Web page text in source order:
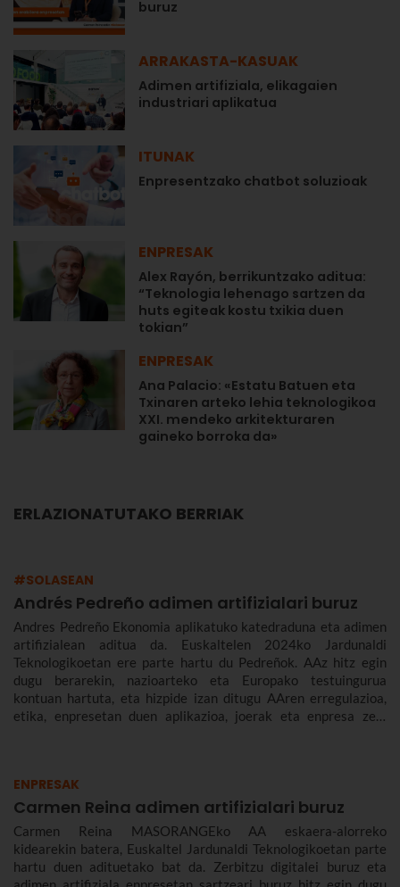
buruz
ARRAKASTA-KASUAK
Adimen artifiziala, elikagaien
industriari aplikatua
ITUNAK
Enpresentzako chatbot soluzioak
ENPRESAK
Alex Rayón, berrikuntzako aditua:
“Teknologia lehenago sartzen da
huts egiteak kostu txikia duen
tokian”
ENPRESAK
Ana Palacio: «Estatu Batuen eta
Txinaren arteko lehia teknologikoa
XXI. mendeko arkitekturaren
gaineko borroka da»
ERLAZIONATUTAKO BERRIAK
#SOLASEAN
Andrés Pedreño adimen artifizialari buruz
Andres Pedreño Ekonomia aplikatuko katedraduna eta adimen
artifizialean aditua da. Euskaltelen 2024ko Jardunaldi
Teknologikoetan ere parte hartu du Pedreñok. AAz hitz egin
dugu berarekin, nazioarteko eta Europako testuingurua
kontuan hartuta, eta hizpide izan ditugu AAren erregulazioa,
etika, enpresetan duen aplikazioa, joerak eta enpresa zein
ENPRESAK
Carmen Reina adimen artifizialari buruz
Carmen Reina MASORANGEko AA eskaera-alorreko
kidearekin batera, Euskaltel Jardunaldi Teknologikoetan parte
hartu duen adituetako bat da. Zerbitzu digitalei buruz eta